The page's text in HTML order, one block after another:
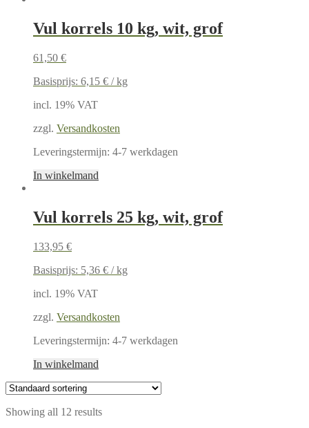
Vul korrels 10 kg, wit, grof
61,50 €
Basisprijs: 6,15 € /kg
incl. 19% VAT
zzgl. Versandkosten
Leveringstermijn: 4-7 werkdagen
In winkelmand
Vul korrels 25 kg, wit, grof
133,95 €
Basisprijs: 5,36 € /kg
incl. 19% VAT
zzgl. Versandkosten
Leveringstermijn: 4-7 werkdagen
In winkelmand
Showing all 12 results